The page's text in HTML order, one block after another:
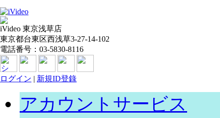
iVideo 東京浅草店
東京都台東区西浅草3-27-14-102
電話番号：03-5830-8116
ログイン | 新規ID登錄
アカウントサービス